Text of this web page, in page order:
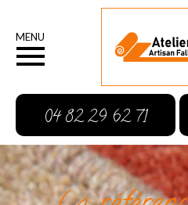
MENU
04 82 29 62 71